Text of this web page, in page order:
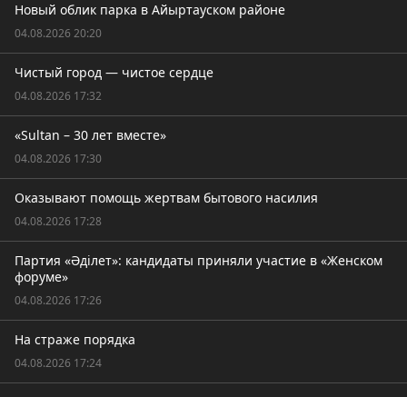
Новый облик парка в Айыртауском районе
04.08.2026 20:20
Чистый город — чистое сердце
04.08.2026 17:32
«Sultan – 30 лет вместе»
04.08.2026 17:30
Оказывают помощь жертвам бытового насилия
04.08.2026 17:28
Партия «Әділет»: кандидаты приняли участие в «Женском
форуме»
04.08.2026 17:26
На страже порядка
04.08.2026 17:24